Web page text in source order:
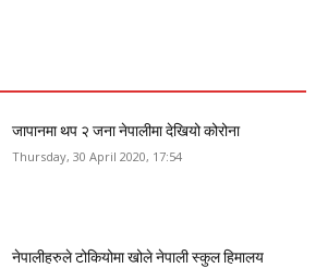
जापानमा थप २ जना नेपालीमा देखियो कोरोना
Thursday, 30 April 2020, 17:54
नेपालीहरुले टोकियोमा खोले नेपाली स्कुल हिमालय